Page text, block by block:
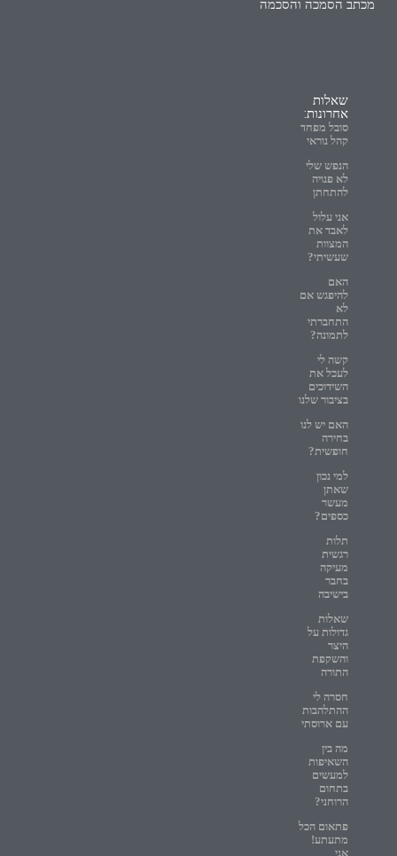
מכתב הסמכה והסכמה
שאלות
אחרונות:
סובל מפחד
קהל נוראי
הנפש שלי
לא פנויה
להתחתן
אני עלול
לאבד את
המצוות
שעשיתי?
האם
להיפגש אם
לא
התחברתי
לתמונה?
קשה לי
לעכל את
השידוכים
בציבור שלנו
האם יש לנו
בחירה
חופשית?
למי נכון
שאתן
מעשר
כספים?
תלות
רגשית
מעיקה
בחבר
בישיבה
שאלות
גדולות על
היצר
והשקפת
התורה
חסרה לי
ההתלהבות
עם ארוסתי
מה בין
השאיפות
למעשים
בתחום
הרוחני?
פתאום הכל
מתעתע!
אני